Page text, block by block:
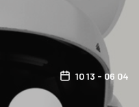
10 13 - 06 04